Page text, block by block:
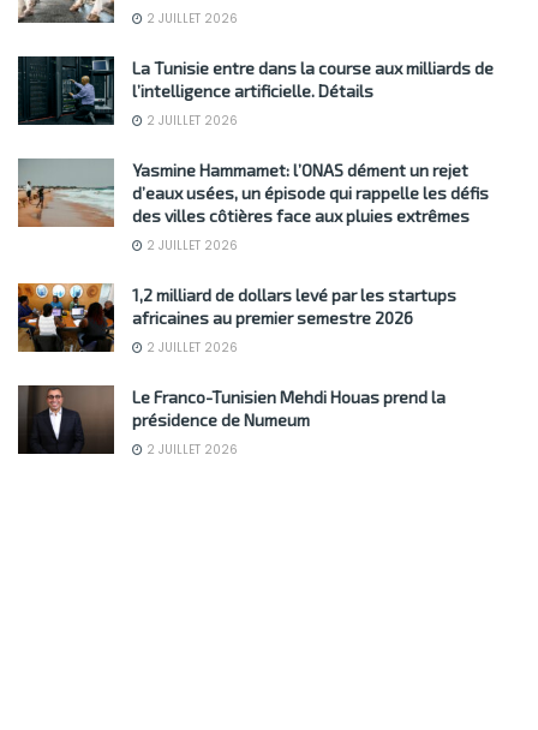
2 JUILLET 2026
La Tunisie entre dans la course aux milliards de
l’intelligence artificielle. Détails
2 JUILLET 2026
Yasmine Hammamet: l’ONAS dément un rejet
d’eaux usées, un épisode qui rappelle les défis
des villes côtières face aux pluies extrêmes
2 JUILLET 2026
1,2 milliard de dollars levé par les startups
africaines au premier semestre 2026
2 JUILLET 2026
Le Franco-Tunisien Mehdi Houas prend la
présidence de Numeum
2 JUILLET 2026